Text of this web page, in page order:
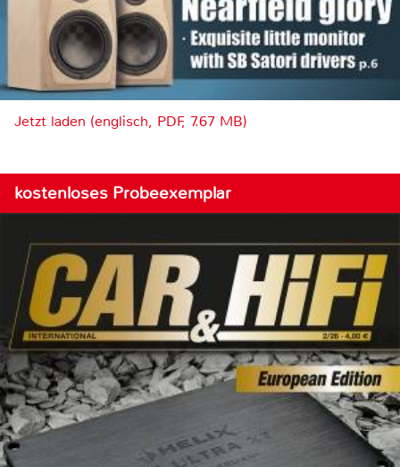
Jetzt laden (englisch, PDF, 7.67 MB)
kostenloses Probeexemplar